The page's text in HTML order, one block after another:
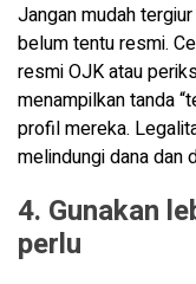
Jangan mudah
belum tentu resmi.
resmi OJK atau
menampilkan tanda
profil mereka.
melindungi dana dan
4. Gunakan
perlu